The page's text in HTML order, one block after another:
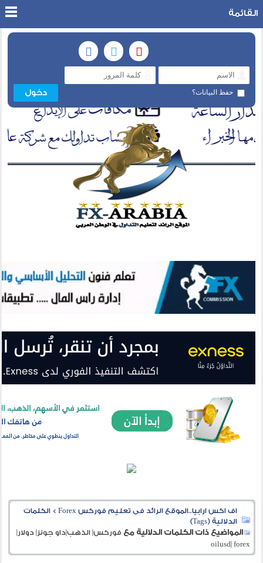
حفظ البيانات؟
القائمة
اف اكس ارابيا..الموقع الرائد فى تعليم فوركس Forex >الكلمات
الدلالية (Tags)
المواضيع ذات الكلمات الدلالية مع فوركس| الذهب|داو جونز| دولار|
oilusd| forex